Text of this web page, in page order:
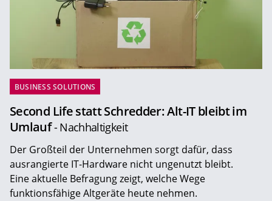
BUSINESS SOLUTIONS
Second Life statt Schredder: Alt-IT bleibt im
Umlauf- Nachhaltigkeit
Der Großteil der Unternehmen sorgt dafür, dass
ausrangierte IT-Hardware nicht ungenutzt bleibt.
Eine aktuelle Befragung zeigt, welche Wege
funktionsfähige Altgeräte heute nehmen.